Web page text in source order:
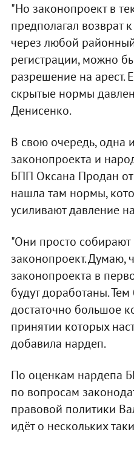
"Но законопроект в
предполагал возврат
через любой
регистрации, можно
разрешение на арест.
скрытые нормы
Денисенко.
В свою очередь, одна
законопроекта и
БПП Оксана Продан
нашла там нормы,
усиливают давление
"Они просто собирают
законопроект. Думаю,
законопроекта в
будут доработаны. Тем
достаточно большое
принятии которых
добавила нардеп.
По оценкам нардепа
по вопросам
правовой политики
идёт о нескольких